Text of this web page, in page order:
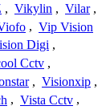
, Vikylin , Vilar ,
, Vip Vision
Digi ,
Cctv ,
, Visionxip ,
, Vista Cctv ,